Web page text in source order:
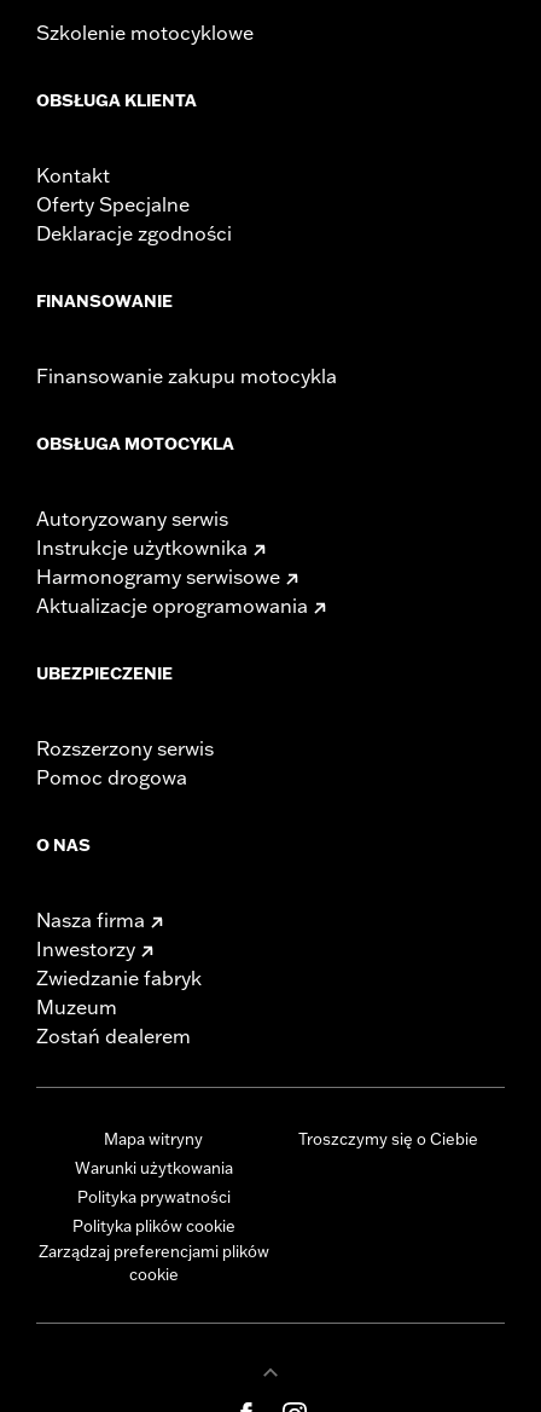
Szkolenie motocyklowe
OBSŁUGA KLIENTA
Kontakt
Oferty Specjalne
Deklaracje zgodności
FINANSOWANIE
Finansowanie zakupu motocykla
OBSŁUGA MOTOCYKLA
Autoryzowany serwis
Instrukcje użytkownika
Harmonogramy serwisowe
Aktualizacje oprogramowania
UBEZPIECZENIE
Rozszerzony serwis
Pomoc drogowa
O NAS
Nasza firma
Inwestorzy
Zwiedzanie fabryk
Muzeum
Zostań dealerem
Mapa witryny
Warunki użytkowania
Polityka prywatności
Polityka plików cookie
Zarządzaj preferencjami plików
cookie
Troszczymy się o Ciebie